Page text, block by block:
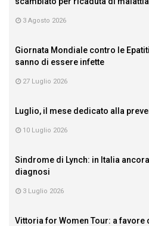
3 Agosto 2026
Giornata Mondiale contro le
sanno di essere infette
27 Luglio 2026
Luglio, il mese dedicato alla
10 Luglio 2026
Sindrome di Lynch: in Italia
diagnosi
3 Luglio 2026
Vittoria for Women Tour: a favore